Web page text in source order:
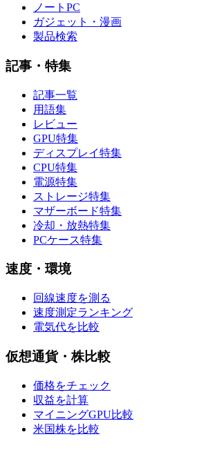
ノートPC
ガジェット・漫画
製品検索
記事・特集
記事一覧
用語集
レビュー
GPU特集
ディスプレイ特集
CPU特集
電源特集
ストレージ特集
マザーボード特集
冷却・放熱特集
PCケース特集
速度・環境
回線速度を測る
速度測定ランキング
電気代を比較
仮想通貨・株比較
価格をチェック
収益を計算
マイニングGPU比較
米国株を比較